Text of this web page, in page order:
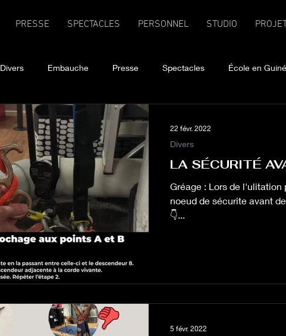
PRESSE SPECTACLES PERSONNEL STUDIO
Divers Embauche Presse Spectacles École en
LA SÉCURITÉ
Gréage : Lors de l'ulitation points, n'oubliez pas
noeud de sécurite avant
👇...
Divers
22 févr. 2022
5 févr. 2022